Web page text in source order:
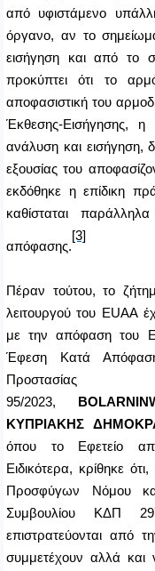
από υφιστάμενο
όργανο, αν το
εισήγηση και από το
προκύπτει ότι το
αποφασιστική του
Έκθεσης-Εισήγησης, η
ανάλυση και εισήγηση,
εξουσίας του
εκδόθηκε η επίδικη
καθίσταται
απόφασης.
[3]
Πέραν τούτου, το
λειτουργού του EUAA
με την απόφαση του
Έφεση Κατά Απόφασης
95/2023,
ΚΥΠΡΙΑΚΗΣ
όπου το Εφετείο
Ειδικότερα, κρίθηκε
Προσφύγων Νόμου
Συμβουλίου ΚΔΠ
επιστρατεύονται από
συμμετέχουν αλλά και